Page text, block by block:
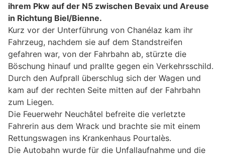
ihrem Pkw auf der N5 zwischen Bevaix und Areuse
in Richtung Biel/Bienne.
Kurz vor der Unterführung von Chanélaz kam ihr
Fahrzeug, nachdem sie auf dem Standstreifen
gefahren war, von der Fahrbahn ab, stürzte die
Böschung hinauf und prallte gegen ein Verkehrsschild.
Durch den Aufprall überschlug sich der Wagen und
kam auf der rechten Seite mitten auf der Fahrbahn
zum Liegen.
Die Feuerwehr Neuchâtel befreite die verletzte
Fahrerin aus dem Wrack und brachte sie mit einem
Rettungswagen ins Krankenhaus Pourtalès.
Die Autobahn wurde für die Unfallaufnahme und die